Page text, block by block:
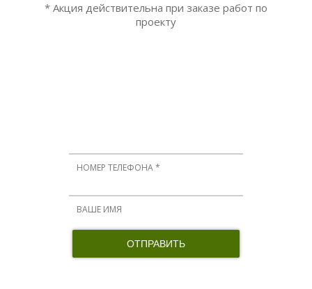
* Акция действительна при заказе работ по
проекту